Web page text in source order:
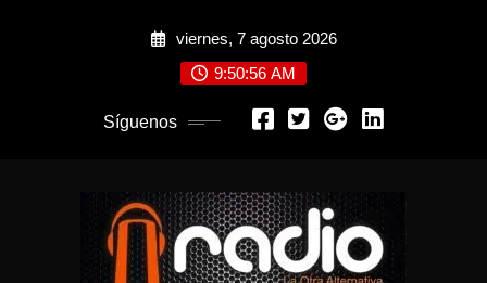
viernes, 7 agosto 2026
9:50:57 AM
Síguenos